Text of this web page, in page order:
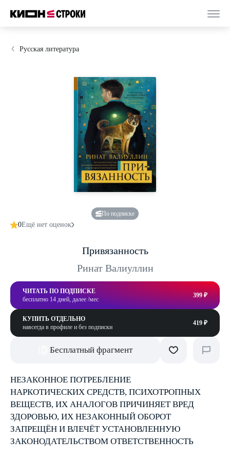
Русская литература
По подписке
0Ещё нет оценок
Привязанность
Ринат Валиуллин
ЧИТАТЬ ПО ПОДПИСКЕ
бесплатно 14 дней, далее /мес
399 ₽
КУПИТЬ ОТДЕЛЬНО
навсегда в профиле и без подписки
419 ₽
Бесплатный фрагмент
НЕЗАКОННОЕ ПОТРЕБЛЕНИЕ
НАРКОТИЧЕСКИХ СРЕДСТВ, ПСИХОТРОПНЫХ
ВЕЩЕСТВ, ИХ АНАЛОГОВ ПРИЧИНЯЕТ ВРЕД
ЗДОРОВЬЮ, ИХ НЕЗАКОННЫЙ ОБОРОТ
ЗАПРЕЩЁН И ВЛЕЧЁТ УСТАНОВЛЕННУЮ
ЗАКОНОДАТЕЛЬСТВОМ ОТВЕТСТВЕННОСТЬ